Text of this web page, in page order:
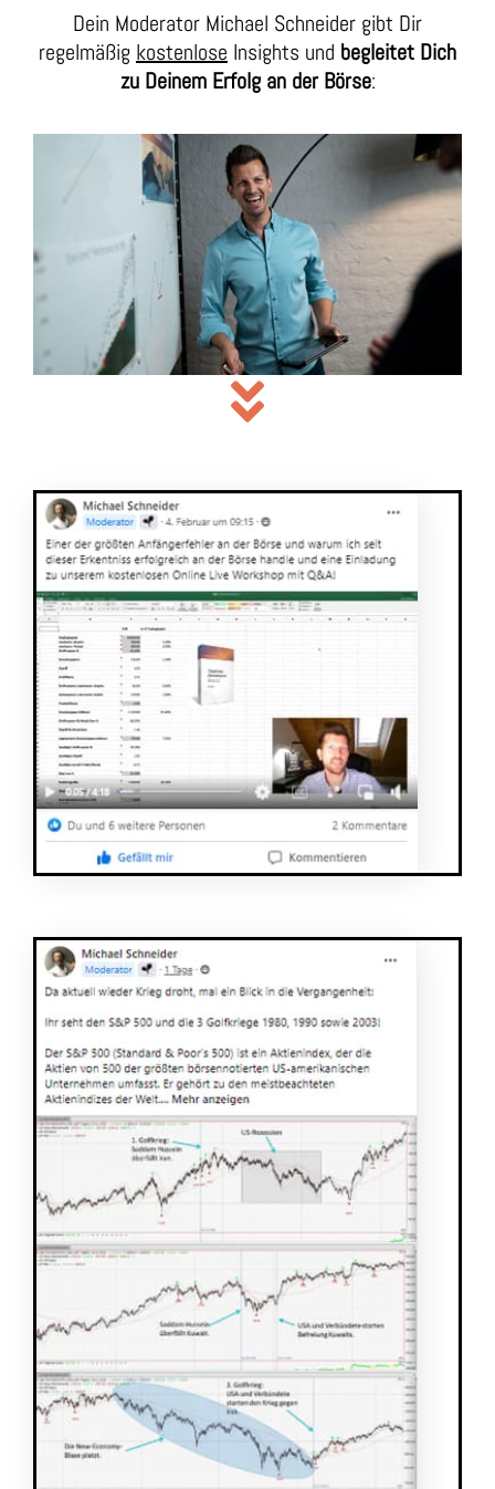
Dein Moderator Michael Schneider gibt Dir
regelmäßig kostenlose Insights und begleitet Dich
zu Deinem Erfolg an der Börse: